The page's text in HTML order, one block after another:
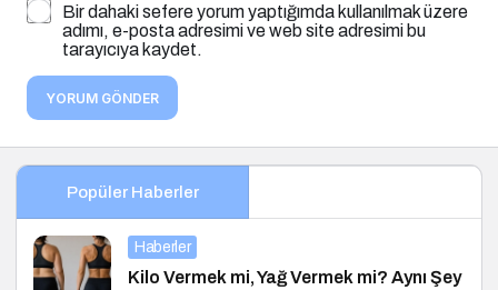
Bir dahaki sefere yorum yaptığımda kullanılmak üzere
adımı, e-posta adresimi ve web site adresimi bu
tarayıcıya kaydet.
YORUM GÖNDER
Popüler Haberler
Haberler
Kilo Vermek mi, Yağ Vermek mi? Aynı Şey